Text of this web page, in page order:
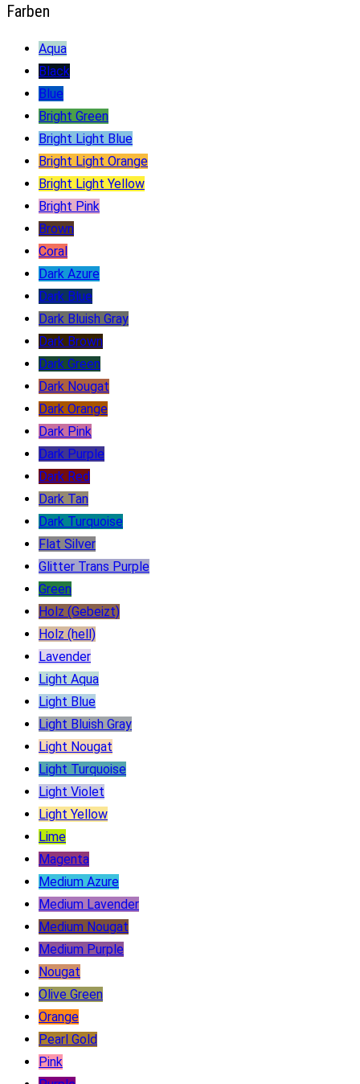
Farben
Aqua
Black
Blue
Bright Green
Bright Light Blue
Bright Light Orange
Bright Light Yellow
Bright Pink
Brown
Coral
Dark Azure
Dark Blue
Dark Bluish Gray
Dark Brown
Dark Green
Dark Nougat
Dark Orange
Dark Pink
Dark Purple
Dark Red
Dark Tan
Dark Turquoise
Flat Silver
Glitter Trans Purple
Green
Holz (Gebeizt)
Holz (hell)
Lavender
Light Aqua
Light Blue
Light Bluish Gray
Light Nougat
Light Turquoise
Light Violet
Light Yellow
Lime
Magenta
Medium Azure
Medium Lavender
Medium Nougat
Medium Purple
Nougat
Olive Green
Orange
Pearl Gold
Pink